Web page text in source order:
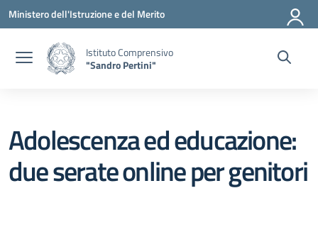
Vai ai contenuti
Vai al menu di navigazione
Vai al footer
Ministero dell'Istruzione e del Merito
Istituto Comprensivo
"Sandro Pertini"
Adolescenza ed educazione:
due serate online per genitori